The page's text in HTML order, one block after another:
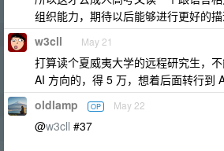
组织能力，期待以后能够进行更好的描
w3cll May 21
打算读个夏威夷大学的远程研究生，
AI 方向的，得 5 万，想着后面转行到
oldlamp OP May 22
@w3cll #37